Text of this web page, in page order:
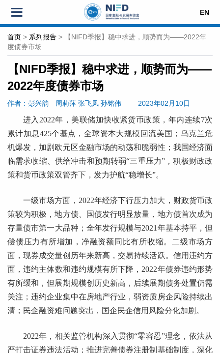
EN
首页 > 系列报告 > 【NIFD季报】稳中求进，顺势而为——2022年
度债券市场
【NIFD季报】稳中求进，顺势而为——
2022年度债券市场
作者：彭兴韵 周莉萍 张飞凤 孙铭伟 2023年02月10日
进入2022年，美联储加快收紧货币政策，年内连续7次
累计加息425个基点，全球资本大规模回流美国；乌克兰危
机爆发，加剧欧元区金融市场的动荡和脆弱性；我国经济面
临需求收缩、供给冲击和预期转弱“三重压力”，积极财政政
策和货币政策双管齐下，发力护航“稳增长”。
一级市场方面，2022年经济下行压力加大，财政货币政
策较为积极，地方债、国债发行明显放量，地方债首次成为
存量债市第一大品种；全年发行规模与2021年基本持平，但
偿债压力有所增加，净融资额同比有所收缩。二级市场方
面，现券成交量创历年来新高，交易持续活跃。信用违约方
面，违约主体数和违约规模有所下降，2022年债券违约形势
有所缓和，但展期规模创历史新高，后续展期债务处置仍需
关注；违约企业集中在房地产行业，弱资质房企风险持续出
清；民企融资难问题突出，国企民企信用风险分化加剧。
2022年，相关监管机构深入贯彻“零容忍”理念，依法从
严打击证券违法活动；推进完善债券注册制基础制度，深化